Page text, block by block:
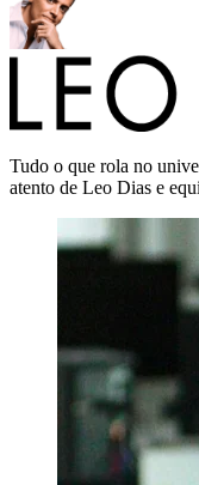
Tudo o que rola no
atento de Leo Dias e